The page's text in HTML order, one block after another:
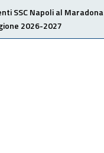
SSC Napoli al Maradona
2026-2027